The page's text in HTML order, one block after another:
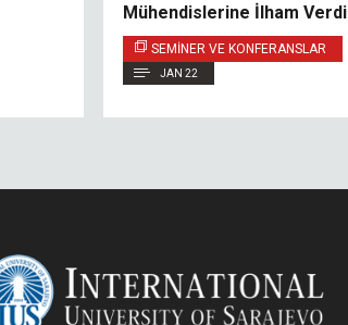
Mühendislerine İlham Verdi
SEMINER VE KONFERANSLAR
JAN 22